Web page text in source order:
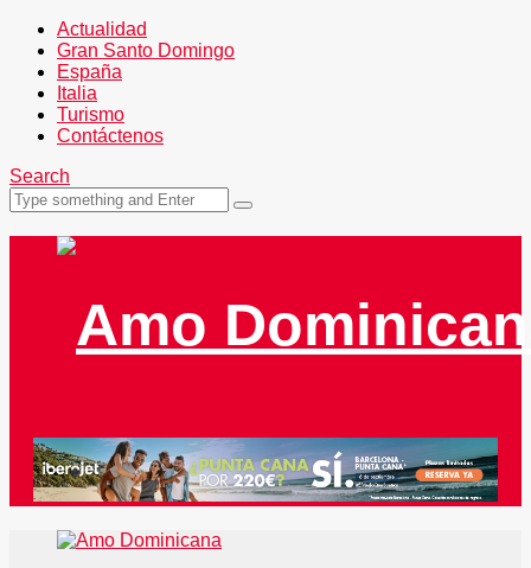
Actualidad
Gran Santo Domingo
España
Italia
Turismo
Contáctenos
Search